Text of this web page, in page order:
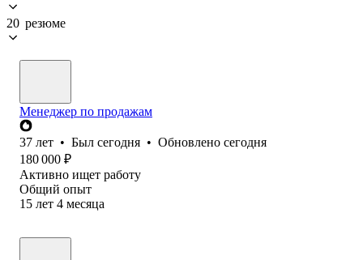
20 резюме
Менеджер по продажам
37 лет • Был сегодня • Обновлено сегодня
180 000 ₽
Активно ищет работу
Общий опыт
15 лет 4 месяца